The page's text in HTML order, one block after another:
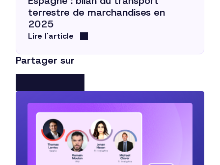
terrestre de marchandises en
2025
Lire l'article
Partager sur